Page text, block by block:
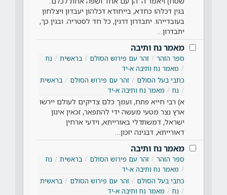
בגין דכלהו כחדא, בייחודא דכלהון יעבדון ויצלחון
בעובדייהו. יתבדרון דרגין, כל חד לסטריה. ובגין כך,
יתבדרון…
מאמר נח ותיבה
ספר הזהר זהר עם פירוש הסולם בראשית
נח
מאמר נח ותיבה א-יד
כתבי בעל הסולם
זהר עם פירוש הסולם
בראשית
נח
מאמר נח ותיבה א-יד
א) רבי חייא פתח, ועמך כלם צדיקים לעולם יירשו
ארץ נצר מטעי מעשה ידי להתפאר, זכאין אינון
ישראל, דמשתדלי באורייתא, וידעי ארחין
דאורייתא, דבגינה יזכון…
מאמר נח ותיבה
ספר הזהר זהר עם פירוש הסולם בראשית
נח
מאמר נח ותיבה א-יד
כתבי בעל הסולם
זהר עם פירוש הסולם
בראשית
נח
מאמר נח ותיבה א-יד